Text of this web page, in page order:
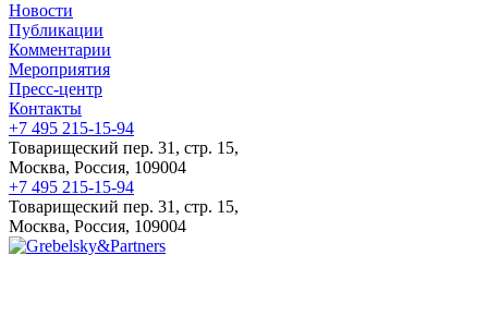
Новости
Публикации
Комментарии
Мероприятия
Пресс-центр
Контакты
+7 495 215-15-94
Товарищеский пер. 31, стр. 15,
Москва, Россия, 109004
+7 495 215-15-94
Товарищеский пер. 31, стр. 15,
Москва, Россия, 109004